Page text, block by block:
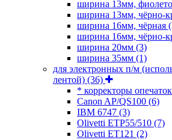
ширина 13мм,
ширина 13мм, чёрно-
ширина 16мм, чёрная
ширина 16мм, чёрно-
ширина 20мм (3)
ширина 35мм (1)
для электронных п/м
лентой) (36)
* корректоры опечаток
Canon AP/QS100 (6)
IBM 6747 (3)
Olivetti ETP55/510 (7)
Olivetti ET121 (2)